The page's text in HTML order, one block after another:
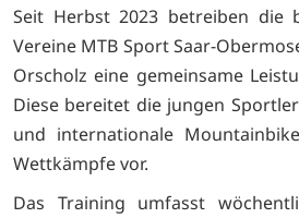
Seit Herbst 2023 betreiben die
Vereine MTB Sport Saar-
Orscholz eine gemeinsame
Diese bereitet die jungen
und internationale
Wettkämpfe vor.
Das Training umfasst